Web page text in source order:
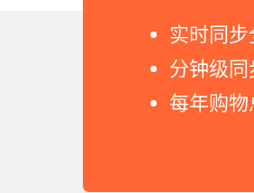
实时同
分钟级
每年购